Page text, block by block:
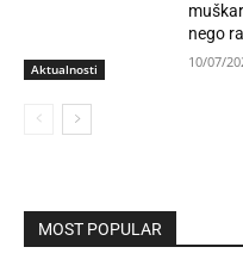
Aktualnosti
nego
10/07/
MOST POPULAR